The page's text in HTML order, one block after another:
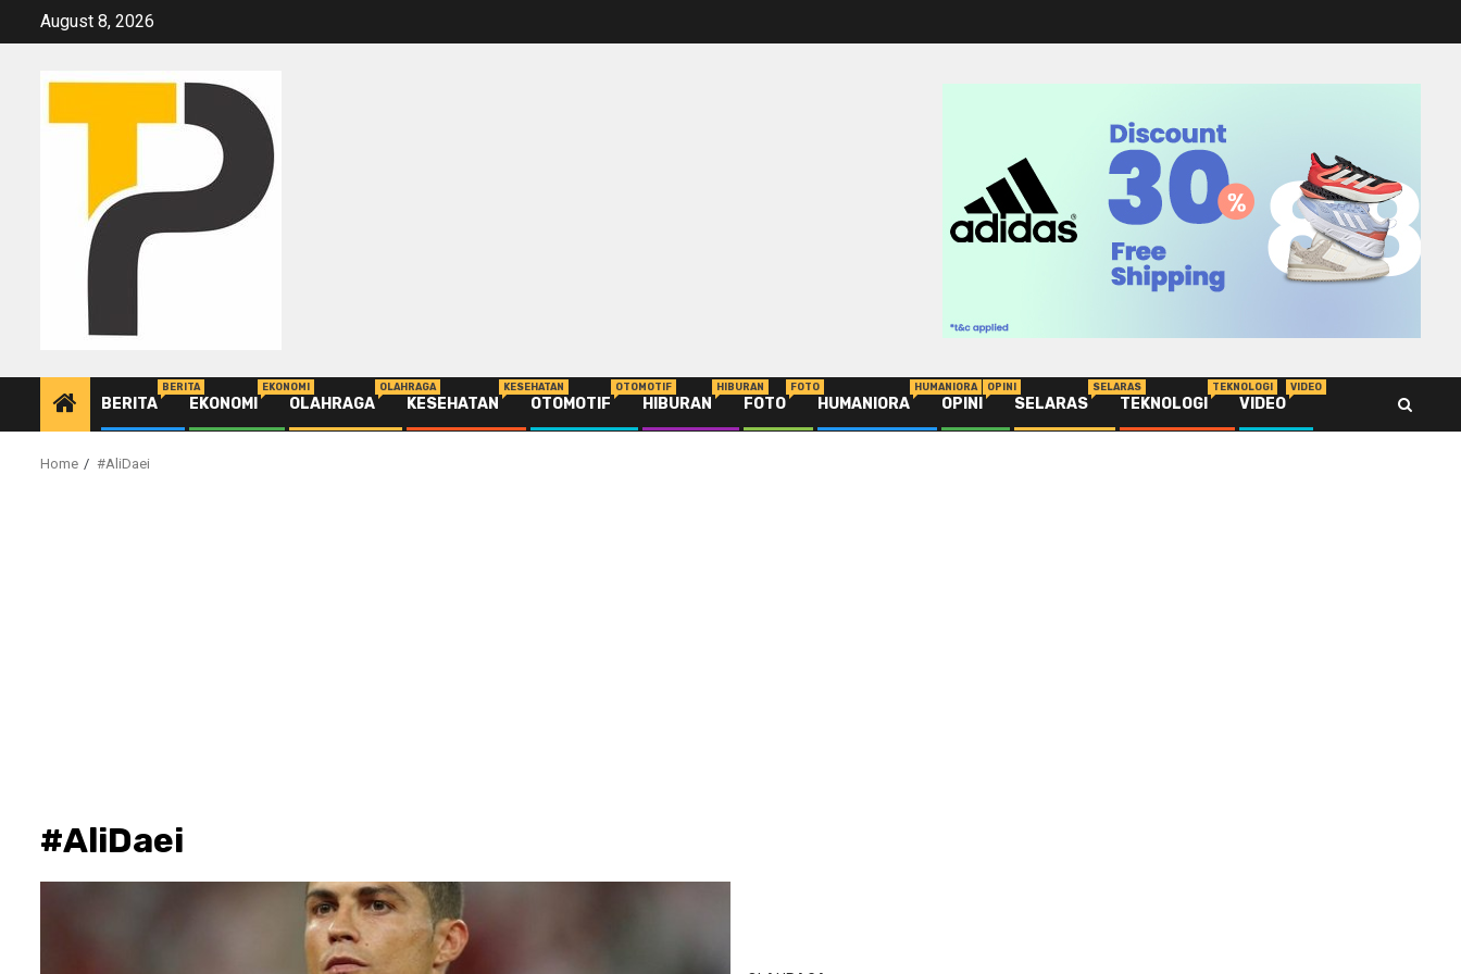
August 8, 2026
BERITA
BERITA
EKONOMI
EKONOMI
OLAHRAGA
OLAHRAGA
KESEHATAN
KESEHATAN
OTOMOTIF
OTOMOTIF
HIBURAN
HIBURAN
FOTO
FOTO
HUMANIORA
HUMANIORA
OPINI
OPINI
SELARAS
SELARAS
TEKNOLOGI
TEKNOLOGI
VIDEO
VIDEO
Home #AliDaei
#AliDaei